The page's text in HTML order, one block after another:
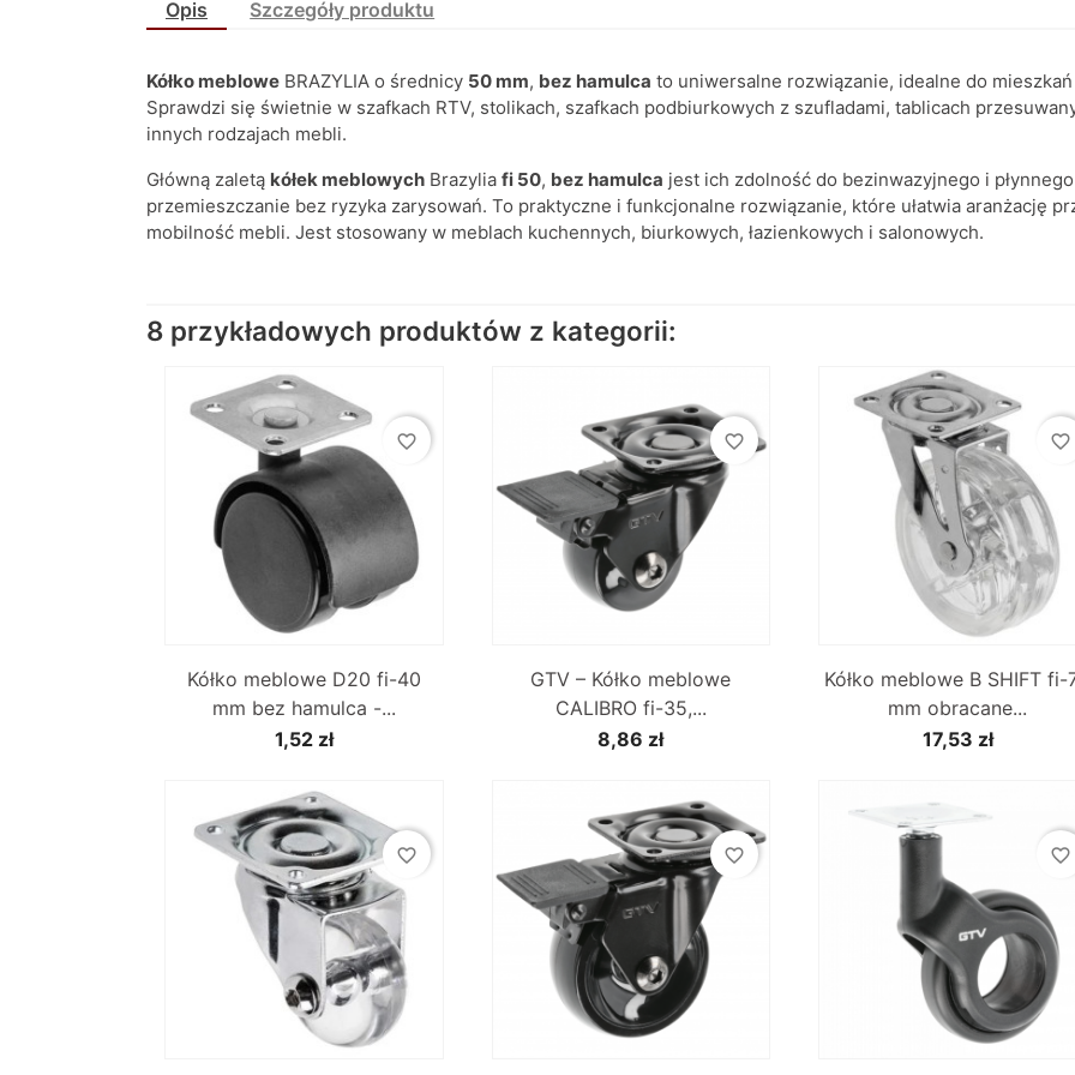
Opis Szczegóły produktu
Kółko meblowe BRAZYLIA o średnicy 50 mm, bez hamulca to uniwersalne rozwiązanie, idealne do
Sprawdzi się świetnie w szafkach RTV, stolikach, szafkach podbiurkowych z szufladami, tablicach
innych rodzajach mebli.
Główną zaletą kółek meblowych Brazylia fi 50, bez hamulca jest ich zdolność do bezinwazyjnego i
przemieszczanie bez ryzyka zarysowań. To praktyczne i funkcjonalne rozwiązanie, które ułatwia aranżację
mobilność mebli. Jest stosowany w meblach kuchennych, biurkowych, łazienkowych i salonowych.
8 przykładowych produktów z kategorii:
Kółko meblowe D20 fi-40
mm bez hamulca -...
1,52 zł
favorite_border
GTV – Kółko meblowe
CALIBRO fi-35,...
8,86 zł
favorite_border
Kółko meblowe B SHIFT fi-
mm obracane...
17,53 zł
favorite_border
favorite_border favorite_border favorite_border